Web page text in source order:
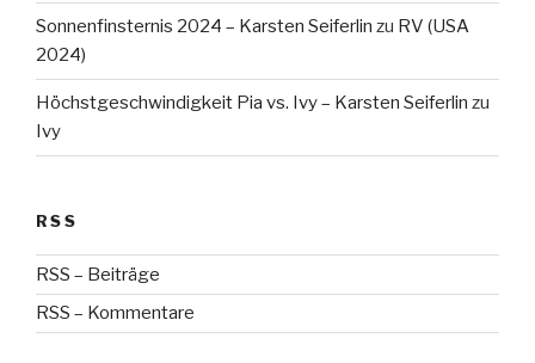
Sonnenfinsternis 2024 – Karsten Seiferlin zu RV (USA
2024)
Höchstgeschwindigkeit Pia vs. Ivy – Karsten Seiferlin zu
Ivy
RSS
RSS – Beiträge
RSS – Kommentare